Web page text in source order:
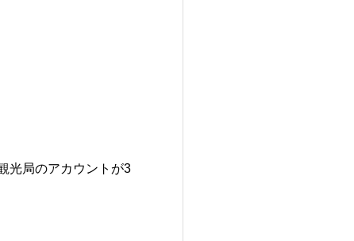
光局のアカウントが3